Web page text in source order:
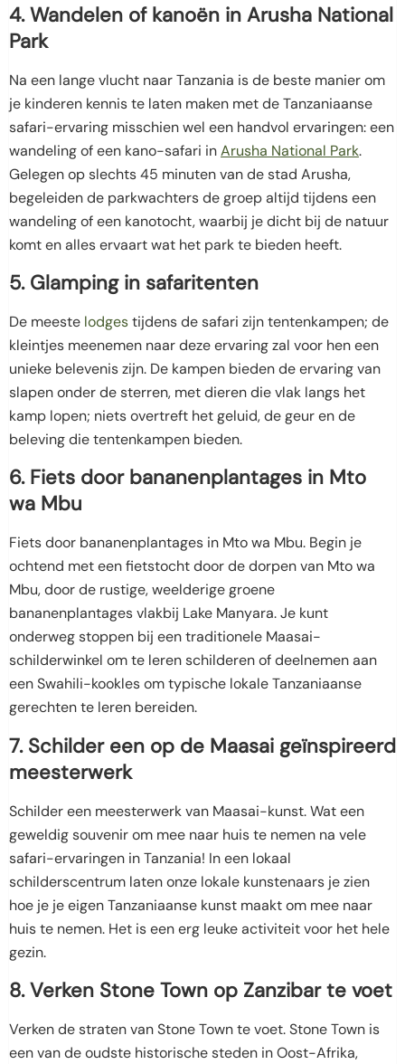
4. Wandelen of kanoën in Arusha National
Park
Na een lange vlucht naar Tanzania is de beste manier om
je kinderen kennis te laten maken met de Tanzaniaanse
safari-ervaring misschien wel een handvol ervaringen: een
wandeling of een kano-safari inArusha National Park.
Gelegen op slechts 45 minuten van de stad Arusha,
begeleiden de parkwachters de groep altijd tijdens een
wandeling of een kanotocht, waarbij je dicht bij de natuur
komt en alles ervaart wat het park te bieden heeft.
5. Glamping in safaritenten
De meeste lodgestijdens de safari zijn tentenkampen; de
kleintjes meenemen naar deze ervaring zal voor hen een
unieke belevenis zijn. De kampen bieden de ervaring van
slapen onder de sterren, met dieren die vlak langs het
kamp lopen; niets overtreft het geluid, de geur en de
beleving die tentenkampen bieden.
6. Fiets door bananenplantages in Mto
wa Mbu
Fiets door bananenplantages in Mto wa Mbu. Begin je
ochtend met een fietstocht door de dorpen van Mto wa
Mbu, door de rustige, weelderige groene
bananenplantages vlakbij Lake Manyara. Je kunt
onderweg stoppen bij een traditionele Maasai-
schilderwinkel om te leren schilderen of deelnemen aan
een Swahili-kookles om typische lokale Tanzaniaanse
gerechten te leren bereiden.
7. Schilder een op de Maasai geïnspireerd
meesterwerk
Schilder een meesterwerk van Maasai-kunst. Wat een
geweldig souvenir om mee naar huis te nemen na vele
safari-ervaringen in Tanzania! In een lokaal
schilderscentrum laten onze lokale kunstenaars je zien
hoe je je eigen Tanzaniaanse kunst maakt om mee naar
huis te nemen. Het is een erg leuke activiteit voor het hele
gezin.
8. Verken Stone Town op Zanzibar te voet
Verken de straten van Stone Town te voet. Stone Town is
een van de oudste historische steden in Oost-Afrika,